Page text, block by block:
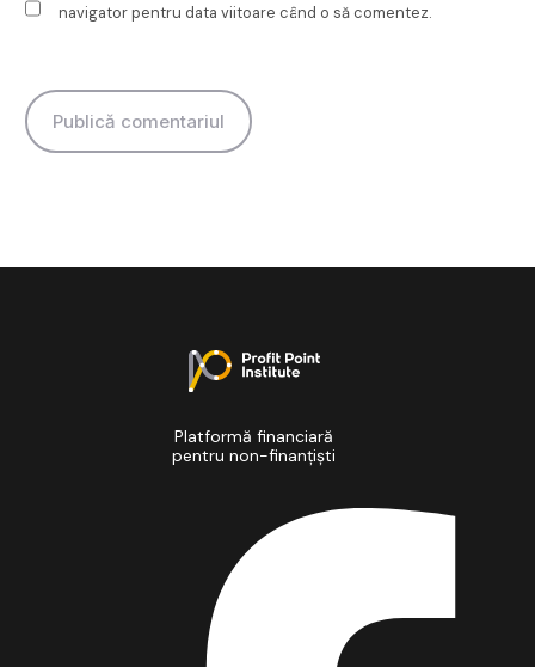
navigator pentru data viitoare când o să comentez.
Platformă financiară
pentru non-finanțiști